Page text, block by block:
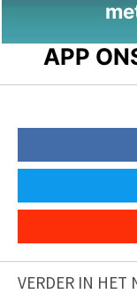
APP
VERDER IN HET